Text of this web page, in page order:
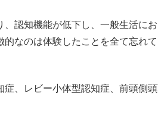
認知機能が低下し、一般生活に
なのは体験したことを全て忘れて
、レビー小体型認知症、前頭側